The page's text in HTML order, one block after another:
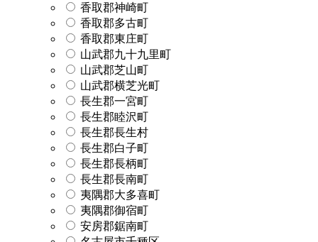
香取郡神崎町
香取郡多古町
香取郡東庄町
山武郡九十九里町
山武郡芝山町
山武郡横芝光町
長生郡一宮町
長生郡睦沢町
長生郡長生村
長生郡白子町
長生郡長柄町
長生郡長南町
夷隅郡大多喜町
夷隅郡御宿町
安房郡鋸南町